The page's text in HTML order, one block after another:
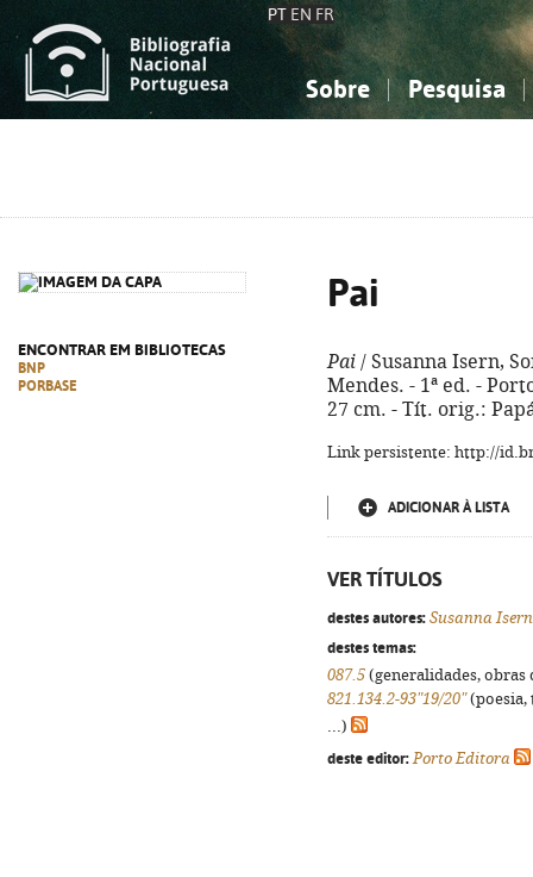
PT EN FR
Sobre Pesquisa
ENCONTRAR EM BIBLIOTECAS
BNP
PORBASE
Pai
Pai / Susanna Isern,
Mendes. - 1ª ed. -
27 cm. - Tít. orig.:
Link persistente: http://
ADICIONAR À LISTA
VER TÍTULOS
destes autores: Susanna Isern
destes temas:
087.5 (generalidades,
821.134.2-93"19/20"(poesia,
...)
deste editor: Porto Editora